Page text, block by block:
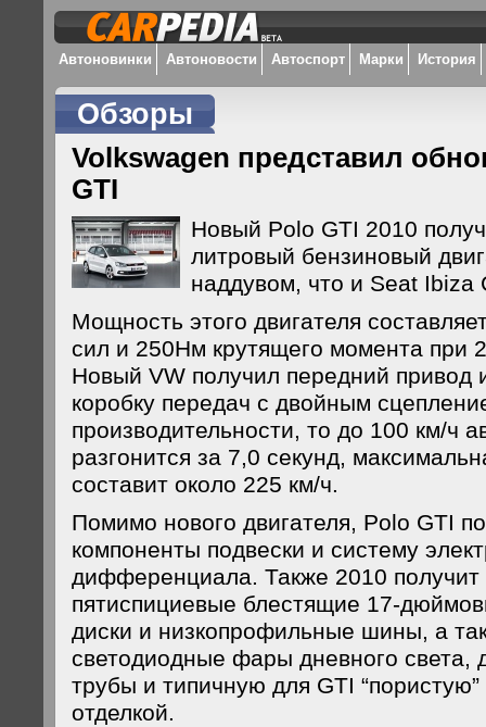
Автоновинки Автоновости Автоспорт Марки История
Обзоры
Volkswagen представил
GTI
Новый Polo GTI 2010
литровый бензиновый
наддувом, что и Seat Ibiza
Мощность этого двигателя
сил и 250Нм крутящего момента при
Новый VW получил передний привод
коробку передач с двойным
производительности, то до 100 км/ч
разгонится за 7,0 секунд,
составит около 225 км/ч.
Помимо нового двигателя, Polo GTI
компоненты подвески и систему
дифференциала. Также 2010 получит
пятиспициевые блестящие 17-
диски и низкопрофильные шины, а
светодиодные фары дневного света,
трубы и типичную для GTI
отделкой.